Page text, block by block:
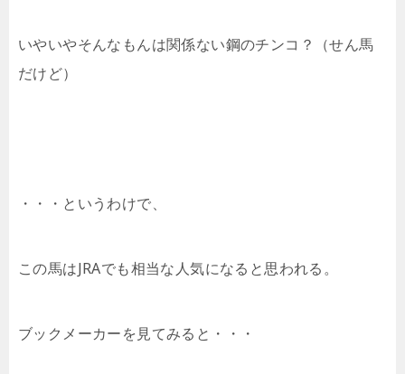
いやいやそんなもんは関係ない鋼のチンコ？（せん馬
だけど）
・・・というわけで、
この馬はJRAでも相当な人気になると思われる。
ブックメーカーを見てみると・・・